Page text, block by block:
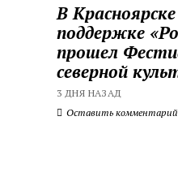
В
поддержке
прошел
северной
3 ДНЯ НАЗАД
Оставить комментарий